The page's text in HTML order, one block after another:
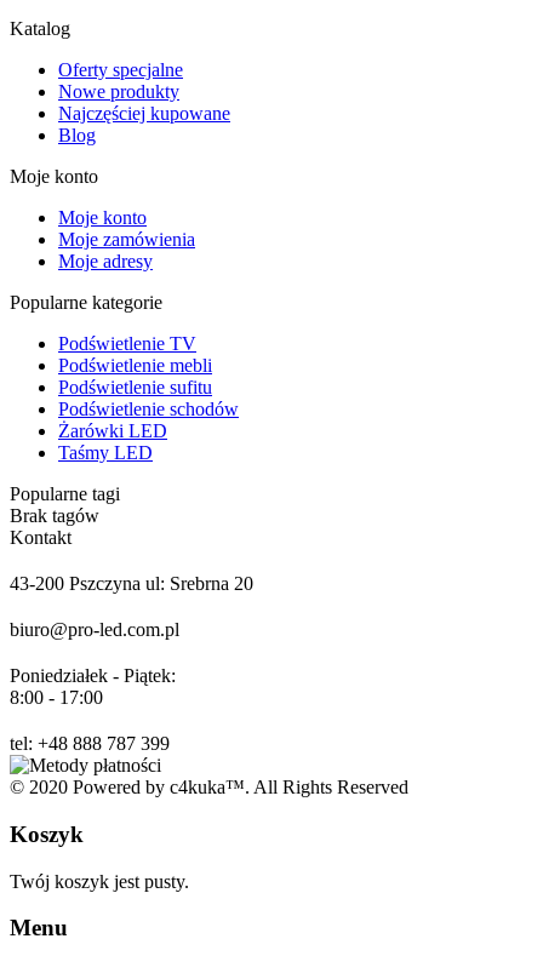
Katalog
Oferty specjalne
Nowe produkty
Najczęściej kupowane
Blog
Moje konto
Moje konto
Moje zamówienia
Moje adresy
Popularne kategorie
Podświetlenie TV
Podświetlenie mebli
Podświetlenie sufitu
Podświetlenie schodów
Żarówki LED
Taśmy LED
Popularne tagi
Brak tagów
Kontakt
43-200 Pszczyna ul: Srebrna 20
biuro@pro-led.com.pl
Poniedziałek - Piątek:
8:00 - 17:00
tel: +48 888 787 399
© 2020 Powered by c4kuka™. All Rights Reserved
Koszyk
Twój koszyk jest pusty.
Menu